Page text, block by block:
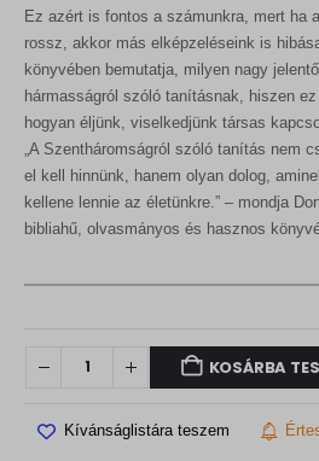
F
t
.
Ez azért is fontos a számunkra, mert ha
rossz, akkor más elképzeléseink is
könyvében bemutatja, milyen nagy
hármasságról szóló tanításnak, hiszen
hogyan éljünk, viselkedjünk társas
„A Szentháromságról szóló tanítás nem
el kell hinnünk, hanem olyan dolog,
kellene lennie az életünkre.” – mondja
bibliahű, olvasmányos és hasznos
KOSÁRBA
Kívánságlistára teszem